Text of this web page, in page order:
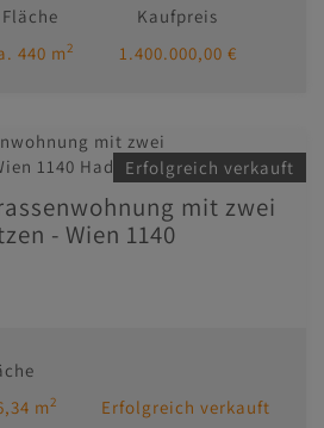
Fläche
440 m2
Kaufpreis
1.400.000,00 €
Erfolgreich verkauft
mit zwei
- Wien 1140
m2 Erfolgreich verkauft